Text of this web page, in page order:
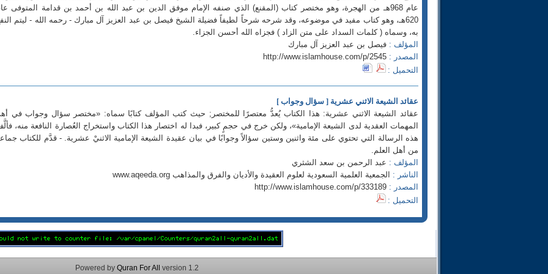
عام 968هـ من الهجرة، وهو مختصر كتاب (المقنع) الذي صنفه الإمام موفق الدين بن عبد الله بن أحمد بن قدامة المتوفى
620هـ، وهو كتاب مفيد في موضوعه، وقد شرحه شرحاً لطيفاً فضيلة الشيخ فيصل بن عبد العزيز آل مبارك - رحمه الله - ليتم
به، وسماه ( كلمات السداد على متن الزاد ) فجزاه الله أحسن الجزاء.
المؤلف : فيصل بن عبد العزيز آل مبارك
المصدر : http://www.islamhouse.com/p/2545
التحميل :
عقائد الشيعة الاثني عشرية [ سؤال وجواب ]
عقائد الشيعة الاثني عشرية: هذا الكتاب يُعدُّ معتصرًا للمختصر; حيث كتب المؤلف كتابًا سماه: «مختصر سؤال وجواب في
المهمات العقدية لدى الشيعة الإمامية»، ولكن خرج في حجمٍ كبير، فبدا له اختصار هذا الكتاب واستخراج العُصارة النافعة منه،
هذه الرسالة التي تحتوي على مئة واثنين وستين سؤالاً وجوابًا في بيان عقيدة الشيعة الإمامية الاثنيْ عشرية. - قدَّم للكتاب
من أهل العلم.
المؤلف : عبد الرحمن بن سعد الشثري
الناشر : الجمعية العلمية السعودية لعلوم العقيدة والأديان والفرق والمذاهب www.aqeeda.org
المصدر : http://www.islamhouse.com/p/333189
التحميل :
Powered by Quran For All version 1.2